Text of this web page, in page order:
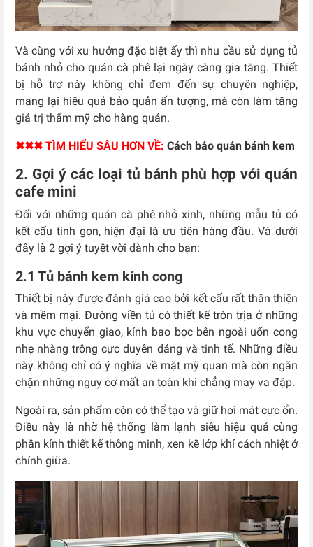
Và cùng với xu hướng đặc biệt ấy thì nhu cầu sử dụng tủ
bánh nhỏ cho quán cà phê lại ngày càng gia tăng. Thiết
bị hỗ trợ này không chỉ đem đến sự chuyên nghiệp,
mang lại hiệu quả bảo quản ấn tượng, mà còn làm tăng
giá trị thẩm mỹ cho hàng quán.
✖✖✖ TÌM HIỂU SÂU HƠN VỀ: Cách bảo quản bánh kem
2. Gợi ý các loại tủ bánh phù hợp với quán
cafe mini
Đối với những quán cà phê nhỏ xinh, những mẫu tủ có
kết cấu tinh gọn, hiện đại là ưu tiên hàng đầu. Và dưới
đây là 2 gợi ý tuyệt vời dành cho bạn:
2.1 Tủ bánh kem kính cong
Thiết bị này được đánh giá cao bởi kết cấu rất thân thiện
và mềm mại. Đường viền tủ có thiết kế tròn trịa ở những
khu vực chuyển giao, kính bao bọc bên ngoài uốn cong
nhẹ nhàng trông cực duyên dáng và tinh tế. Những điều
này không chỉ có ý nghĩa về mặt mỹ quan mà còn ngăn
chặn những nguy cơ mất an toàn khi chẳng may va đập.
Ngoài ra, sản phẩm còn có thể tạo và giữ hơi mát cực ổn.
Điều này là nhờ hệ thống làm lạnh siêu hiệu quả cùng
phần kính thiết kế thông minh, xen kẽ lớp khí cách nhiệt ở
chính giữa.